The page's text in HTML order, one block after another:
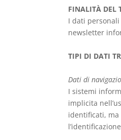
FINALITÀ DEL
I dati
newsletter
TIPI DI DATI
Dati di
I sistemi
implicita
identificati,